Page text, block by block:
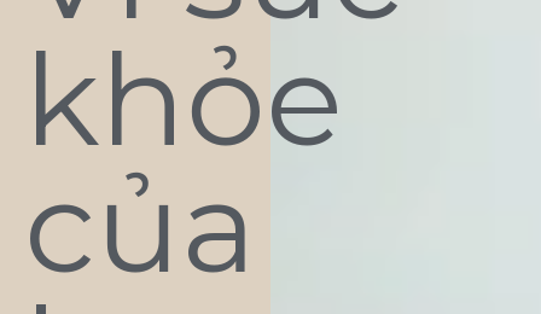
khỏe
của